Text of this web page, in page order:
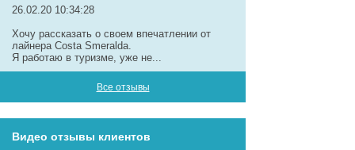
26.02.20 10:34:28
Хочу рассказать о своем впечатлении от
лайнера Costa Smeralda.
Я работаю в туризме, уже не...
Все отзывы
Видео отзывы клиентов